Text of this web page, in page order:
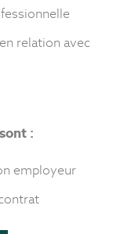
relation avec
:
employeur